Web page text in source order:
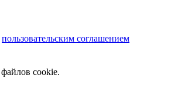
пользовательским соглашением
файлов cookie.